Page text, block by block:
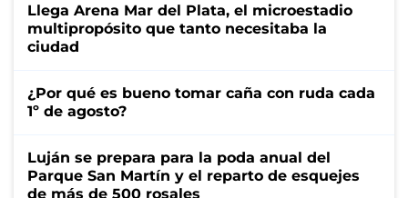
Llega Arena Mar del Plata, el microestadio
multipropósito que tanto necesitaba la
ciudad
¿Por qué es bueno tomar caña con ruda cada
1º de agosto?
Luján se prepara para la poda anual del
Parque San Martín y el reparto de esquejes
de más de 500 rosales